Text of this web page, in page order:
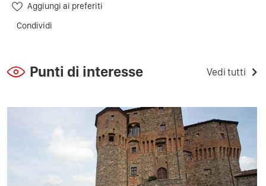
Aggiungi ai preferiti
Condividi
Punti di interesse Vedi tutti